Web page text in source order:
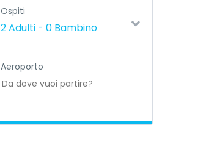
Ospiti
2 Adulti - 0 Bambino
Aeroporto